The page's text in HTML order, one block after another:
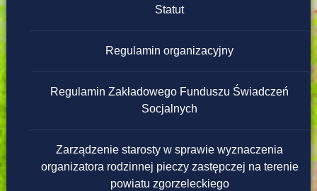
Placówki Opiekuńczo-Wychowawcze
Domy Pomocy Społecznej
Powiatowe Ośrodki Wsparcia
Ośrodek Interwencji Kryzysowej
Statut
Regulamin organizacyjny
Regulamin Zakładowego Funduszu Świadczeń
Socjalnych
Zarządzenie starosty w sprawie wyznaczenia
organizatora rodzinnej pieczy zastępczej na terenie
powiatu zgorzeleckiego